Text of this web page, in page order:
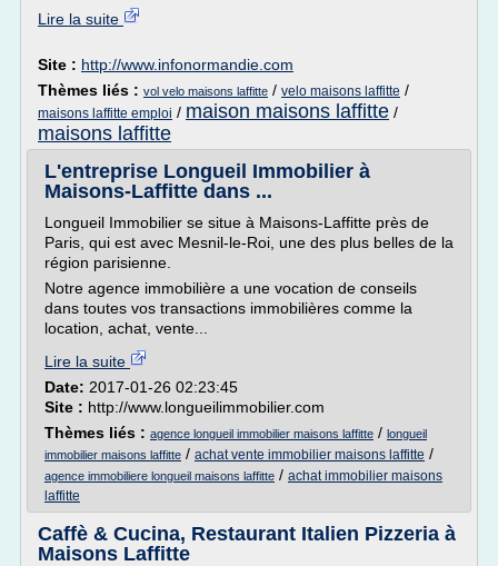
Lire la suite
Site : http://www.infonormandie.com
Thèmes liés : vol velo maisons laffitte / velo maisons laffitte /
maisons laffitte emploi / maison maisons laffitte /
maisons laffitte
L'entreprise Longueil Immobilier à
Maisons-Laffitte dans ...
Longueil Immobilier se situe à Maisons-Laffitte près de
Paris, qui est avec Mesnil-le-Roi, une des plus belles de la
région parisienne.
Notre agence immobilière a une vocation de conseils
dans toutes vos transactions immobilières comme la
location, achat, vente...
Lire la suite
Date: 2017-01-26 02:23:45
Site : http://www.longueilimmobilier.com
Thèmes liés : agence longueil immobilier maisons laffitte / longueil
immobilier maisons laffitte / achat vente immobilier maisons laffitte /
agence immobiliere longueil maisons laffitte / achat immobilier maisons
laffitte
Caffè & Cucina, Restaurant Italien Pizzeria à
Maisons Laffitte